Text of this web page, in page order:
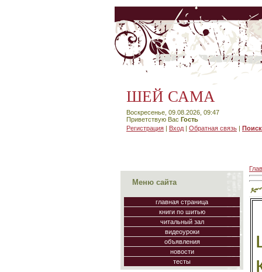
ШЕЙ САМА
Воскресенье, 09.08.2026, 09:47
Приветствую Вас Гость
Регистрация | Вход | Обратная связь |
Меню сайта
главная страница
книги по шитью
читальный зал
видеоуроки
объявления
новости
тесты